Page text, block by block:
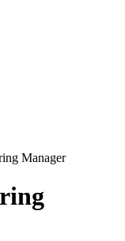
Manager